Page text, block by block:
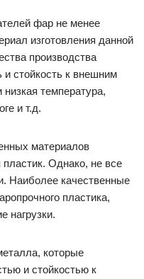
фар не менее
изготовления данной
производства
и стойкость к внешним
температура,
и т.д.
материалов
пластик. Однако, не все
Наиболее качественные
пластика,
нагрузки.
которые
и стойкостью к